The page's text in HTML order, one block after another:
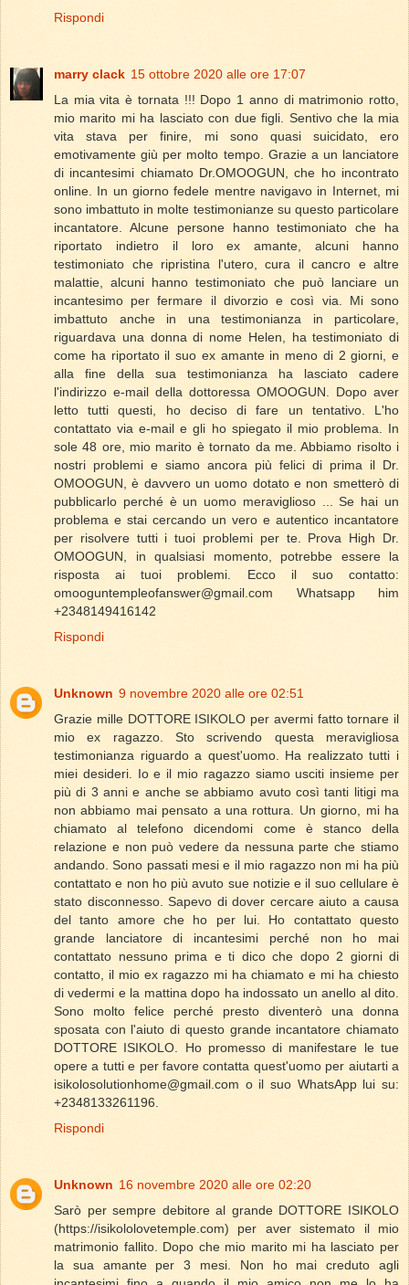
Rispondi
marry clack 15 ottobre 2020 alle ore 17:07
La mia vita è tornata !!! Dopo 1 anno di matrimonio rotto,
mio ​​marito mi ha lasciato con due figli. Sentivo che la mia
vita stava per finire, mi sono quasi suicidato, ero
emotivamente giù per molto tempo. Grazie a un lanciatore
di incantesimi chiamato Dr.OMOOGUN, che ho incontrato
online. In un giorno fedele mentre navigavo in Internet, mi
sono imbattuto in molte testimonianze su questo particolare
incantatore. Alcune persone hanno testimoniato che ha
riportato indietro il loro ex amante, alcuni hanno
testimoniato che ripristina l'utero, cura il cancro e altre
malattie, alcuni hanno testimoniato che può lanciare un
incantesimo per fermare il divorzio e così via. Mi sono
imbattuto anche in una testimonianza in particolare,
riguardava una donna di nome Helen, ha testimoniato di
come ha riportato il suo ex amante in meno di 2 giorni, e
alla fine della sua testimonianza ha lasciato cadere
l'indirizzo e-mail della dottoressa OMOOGUN. Dopo aver
letto tutti questi, ho deciso di fare un tentativo. L'ho
contattato via e-mail e gli ho spiegato il mio problema. In
sole 48 ore, mio ​​marito è tornato da me. Abbiamo risolto i
nostri problemi e siamo ancora più felici di prima il Dr.
OMOOGUN, è davvero un uomo dotato e non smetterò di
pubblicarlo perché è un uomo meraviglioso ... Se hai un
problema e stai cercando un vero e autentico incantatore
per risolvere tutti i tuoi problemi per te. Prova High Dr.
OMOOGUN, in qualsiasi momento, potrebbe essere la
risposta ai tuoi problemi. Ecco il suo contatto:
omooguntempleofanswer@gmail.com Whatsapp him
+2348149416142
Rispondi
Unknown 9 novembre 2020 alle ore 02:51
Grazie mille DOTTORE ISIKOLO per avermi fatto tornare il
mio ex ragazzo. Sto scrivendo questa meravigliosa
testimonianza riguardo a quest'uomo. Ha realizzato tutti i
miei desideri. Io e il mio ragazzo siamo usciti insieme per
più di 3 anni e anche se abbiamo avuto così tanti litigi ma
non abbiamo mai pensato a una rottura. Un giorno, mi ha
chiamato al telefono dicendomi come è stanco della
relazione e non può vedere da nessuna parte che stiamo
andando. Sono passati mesi e il mio ragazzo non mi ha più
contattato e non ho più avuto sue notizie e il suo cellulare è
stato disconnesso. Sapevo di dover cercare aiuto a causa
del tanto amore che ho per lui. Ho contattato questo
grande lanciatore di incantesimi perché non ho mai
contattato nessuno prima e ti dico che dopo 2 giorni di
contatto, il mio ex ragazzo mi ha chiamato e mi ha chiesto
di vedermi e la mattina dopo ha indossato un anello al dito.
Sono molto felice perché presto diventerò una donna
sposata con l'aiuto di questo grande incantatore chiamato
DOTTORE ISIKOLO. Ho promesso di manifestare le tue
opere a tutti e per favore contatta quest'uomo per aiutarti a
isikolosolutionhome@gmail.com o il suo WhatsApp lui su:
+2348133261196.
Rispondi
Unknown 16 novembre 2020 alle ore 02:20
Sarò per sempre debitore al grande DOTTORE ISIKOLO
(https://isikololovetemple.com) per aver sistemato il mio
matrimonio fallito. Dopo che mio marito mi ha lasciato per
la sua amante per 3 mesi. Non ho mai creduto agli